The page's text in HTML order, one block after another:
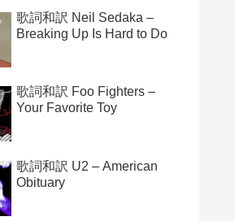
歌詞和訳 Neil Sedaka –
Breaking Up Is Hard to Do
歌詞和訳 Foo Fighters –
Your Favorite Toy
歌詞和訳 U2 – American
Obituary